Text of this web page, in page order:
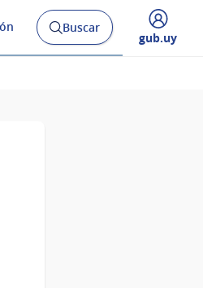
Abrir
buscador
Buscar
Desplegar
gub.uy